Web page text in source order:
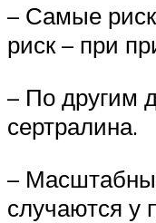
– Самые
риск – при
– По другим
сертралина.
–
случаются